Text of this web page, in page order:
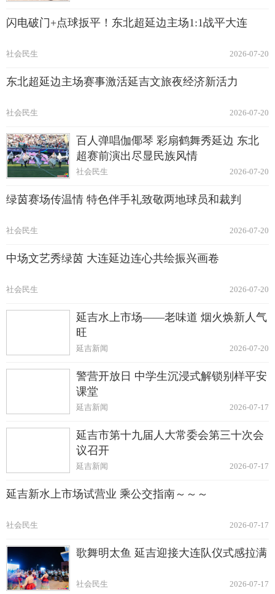
闪电破门+点球扳平！东北超延边主场1:1战平大连
2026-07-20
社会民生
东北超延边主场赛事激活延吉文旅夜经济新活力
2026-07-20
社会民生
百人弹唱伽倻琴 彩扇鹤舞秀延边 东北
超赛前演出尽显民族风情
2026-07-20
社会民生
绿茵赛场传温情 特色伴手礼致敬两地球员和裁判
2026-07-20
社会民生
中场文艺秀绿茵 大连延边连心共绘振兴画卷
2026-07-20
社会民生
延吉水上市场——老味道 烟火焕新人气
旺
2026-07-20
延吉新闻
警营开放日 中学生沉浸式解锁别样平安
课堂
2026-07-17
延吉新闻
延吉市第十九届人大常委会第三十次会
议召开
2026-07-17
延吉新闻
延吉新水上市场试营业 乘公交指南～～～
2026-07-17
社会民生
歌舞明太鱼 延吉迎接大连队仪式感拉满
2026-07-17
社会民生